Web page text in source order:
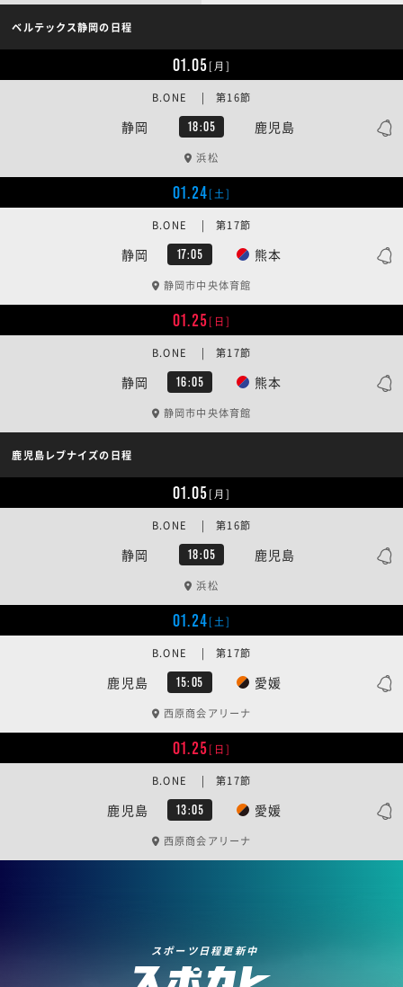
ベルテックス静岡の日程
01.05[月]
静岡 18:05 鹿児島
B.ONE | 第16節
浜松
01.24[土]
静岡 17:05 熊本
B.ONE | 第17節
静岡市中央体育館
01.25[日]
静岡 16:05 熊本
B.ONE | 第17節
静岡市中央体育館
鹿児島レブナイズの日程
01.05[月]
静岡 18:05 鹿児島
B.ONE | 第16節
浜松
01.24[土]
鹿児島 15:05 愛媛
B.ONE | 第17節
西原商会アリーナ
01.25[日]
鹿児島 13:05 愛媛
B.ONE | 第17節
西原商会アリーナ
スポーツ日程更新中